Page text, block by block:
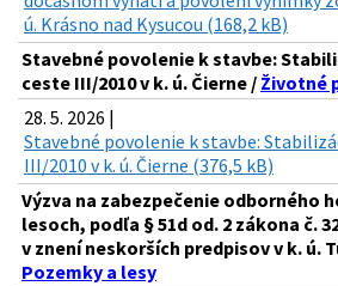
ú. Krásno nad Kysucou (168,2 kB)
Stavebné povolenie k stavbe:
ceste III/2010 v k. ú. Čierne / Životné
28. 5. 2026 |
Stavebné povolenie k stavbe:
III/2010 v k. ú. Čierne (376,5 kB)
Výzva na zabezpečenie odborného
lesoch, podľa § 51d od. 2 zákona č.
v znení neskorších predpisov v k. ú.
Pozemky a lesy